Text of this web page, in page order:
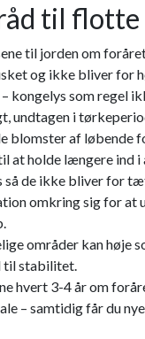
til flotte
til jorden om
og ikke bliver for
kongelys som regel
undtagen i
blomster af løbende
at holde længere ind i
så de ikke bliver for
omkring sig for at
områder kan høje
til stabilitet.
hvert 3-4 år om
– samtidig får du